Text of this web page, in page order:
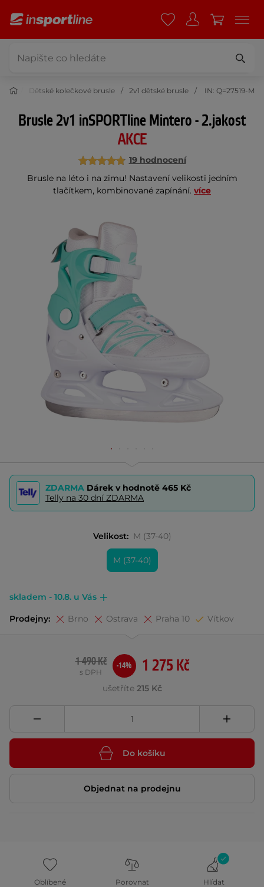
Dětské kolečkové brusle 2v1 dětské brusle IN: Q=27519-M
Brusle 2v1 inSPORTline Mintero - 2.jakost
AKCE
19 hodnocení
Brusle na léto i na zimu! Nastavení velikosti jedním
tlačítkem, kombinované zapínání. více
ZDARMA Dárek v hodnotě 465 Kč
Telly na 30 dní ZDARMA
Velikost: M (37-40)
M (37-40)
skladem - 10.8. u Vás
Prodejny: Brno Ostrava Praha 10 Vítkov
1 275 Kč
1 490 Kč
s DPH
-14%
ušetříte 215 Kč
Do košíku
Objednat na prodejnu
Oblíbené Porovnat Hlídat